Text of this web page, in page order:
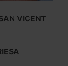
VICENT